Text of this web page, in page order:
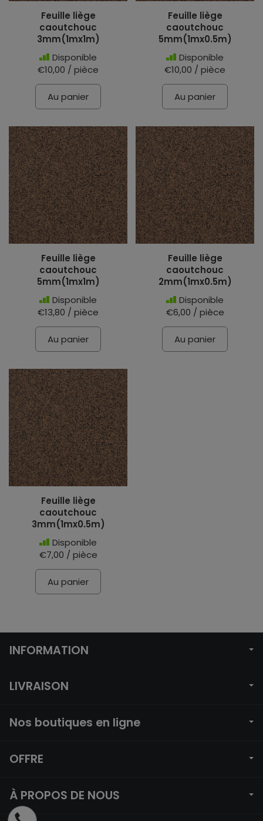
Feuille liège
caoutchouc
3mm(1mx1m)
Disponible
€10,00 / pièce
Au panier
Feuille liège
caoutchouc
5mm(1mx0.5m)
Disponible
€10,00 / pièce
Au panier
Feuille liège
caoutchouc
5mm(1mx1m)
Disponible
€13,80 / pièce
Au panier
Feuille liège
caoutchouc
2mm(1mx0.5m)
Disponible
€6,00 / pièce
Au panier
Feuille liège
caoutchouc
3mm(1mx0.5m)
Disponible
€7,00 / pièce
Au panier
INFORMATION
LIVRAISON
Nos boutiques en ligne
OFFRE
À PROPOS DE NOUS